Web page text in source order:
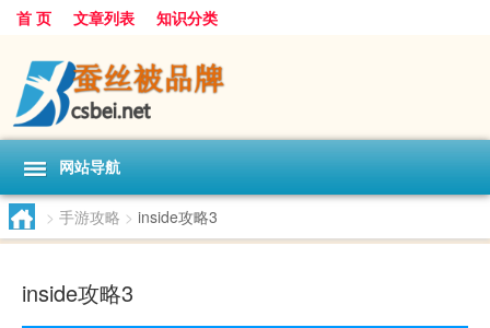
首 页 文章列表 知识分类
网站导航
> 手游攻略 > inside攻略3
inside攻略3